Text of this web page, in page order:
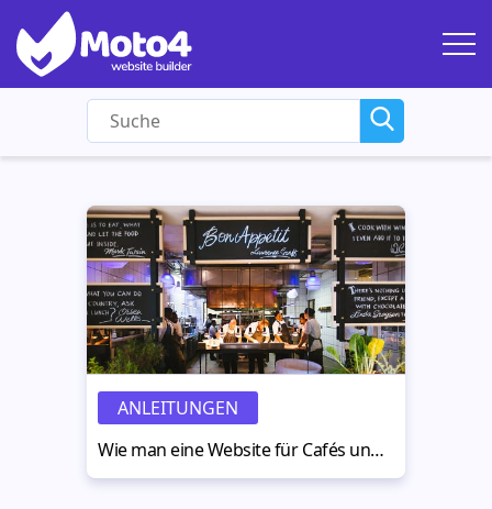
ANLEITUNGEN
Wie man eine Website für Cafés und Restaurants erstellt